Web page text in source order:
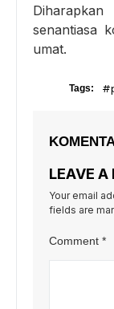
senantiasa
umat.
Tags:
LEAVE A
Your email
fields are
Comment *